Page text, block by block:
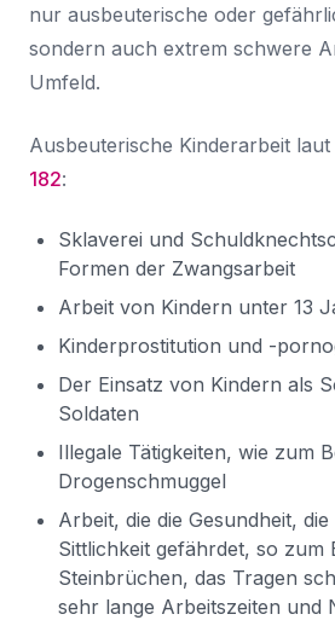
nur ausbeuterische oder
sondern auch extrem schwere
Umfeld.
Ausbeuterische Kinderarbeit
182:
Sklaverei und
Formen der Zwangsarbeit
Arbeit von Kindern unter 13
Kinderprostitution und -
Der Einsatz von Kindern als
Soldaten
Illegale Tätigkeiten, wie zum
Drogenschmuggel
Arbeit, die die Gesundheit,
Sittlichkeit gefährdet, so zum
Steinbrüchen, das Tragen
sehr lange Arbeitszeiten und